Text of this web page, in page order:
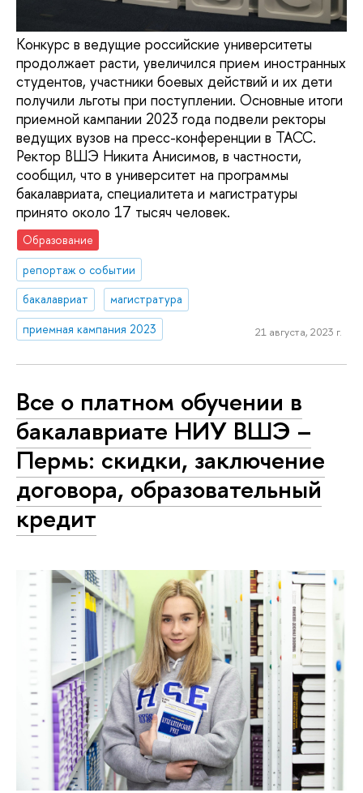
Конкурс в ведущие российские университеты
продолжает расти, увеличился прием иностранных
студентов, участники боевых действий и их дети
получили льготы при поступлении. Основные итоги
приемной кампании 2023 года подвели ректоры
ведущих вузов на пресс-конференции в ТАСС.
Ректор ВШЭ Никита Анисимов, в частности,
сообщил, что в университет на программы
бакалавриата, специалитета и магистратуры
принято около 17 тысяч человек.
Образование
репортаж о событии
бакалавриат
магистратура
приемная кампания 2023
21 августа, 2023 г.
Все о платном обучении в
бакалавриате НИУ ВШЭ –
Пермь: скидки, заключение
договора, образовательный
кредит